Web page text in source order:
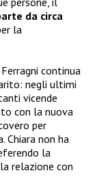
da circa
la
continua
negli ultimi
vicende
con la nuova
per
Chiara non ha
la
relazione con